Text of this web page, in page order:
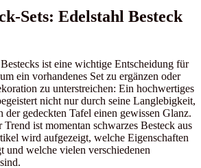
Sets: Edelstahl Besteck
ist eine wichtige Entscheidung für
ein vorhandenes Set zu ergänzen oder
zu unterstreichen: Ein hochwertiges
nicht nur durch seine Langlebigkeit,
der gedeckten Tafel einen gewissen Glanz.
Trend ist momentan schwarzes Besteck aus
wird aufgezeigt, welche Eigenschaften
und welche vielen verschiedenen